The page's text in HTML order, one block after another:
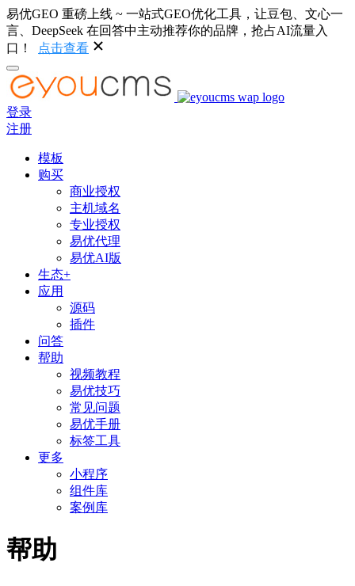
易优GEO 重磅上线 ~ 一站式GEO优化工具，让豆包、文心一
言、DeepSeek 在回答中主动推荐你的品牌，抢占AI流量入
口！
点击查看
登录
注册
模板
购买
商业授权
主机域名
专业授权
易优代理
易优AI版
生态+
应用
源码
插件
问答
帮助
视频教程
易优技巧
常见问题
易优手册
标签工具
更多
小程序
组件库
案例库
帮助